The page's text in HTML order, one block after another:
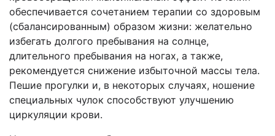
обеспечивается сочетанием терапии со здоровым
(сбалансированным) образом жизни: желательно
избегать долгого пребывания на солнце,
длительного пребывания на ногах, а также,
рекомендуется снижение избыточной массы тела.
Пешие прогулки и, в некоторых случаях, ношение
специальных чулок способствуют улучшению
циркуляции крови.